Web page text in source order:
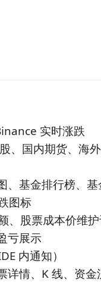
实时涨跌
、国内期货、海
、基金排行榜、
图标
、股票成本价维
亏展示
内通知）
详情、K 线、资金